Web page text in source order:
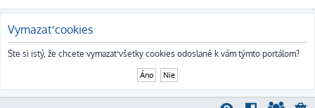
d
ť
Vymazať cookies
Ste si istý, že chcete vymazať všetky cookies odoslané k vám týmto portálom?